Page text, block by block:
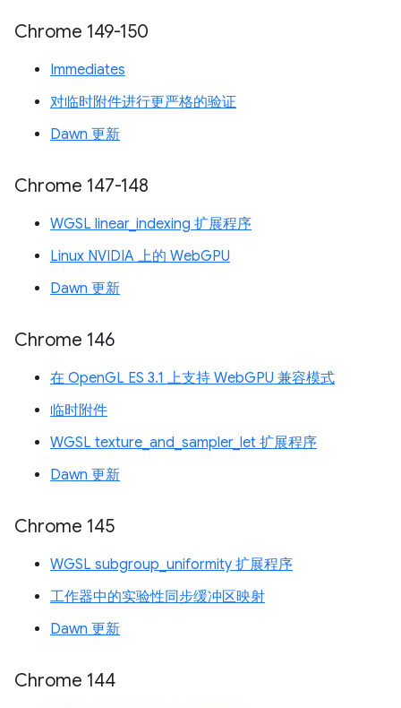
Chrome 149-150
Immediates
对临时附件进行更严格的验证
Dawn 更新
Chrome 147-148
WGSL linear_indexing 扩展程序
Linux NVIDIA 上的 WebGPU
Dawn 更新
Chrome 146
在 OpenGL ES 3.1 上支持 WebGPU 兼容模式
临时附件
WGSL texture_and_sampler_let 扩展程序
Dawn 更新
Chrome 145
WGSL subgroup_uniformity 扩展程序
工作器中的实验性同步缓冲区映射
Dawn 更新
Chrome 144